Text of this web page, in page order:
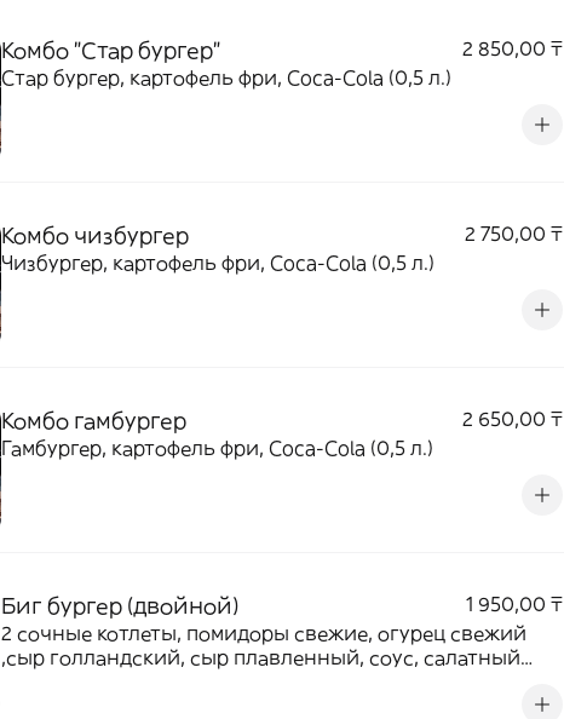
Комбо "Стар бургер"
2 850,00 ₸
Стар бургер, картофель фри, Coca-Cola (0,5 л.)
Комбо чизбургер
2 750,00 ₸
Чизбургер, картофель фри, Coca-Cola (0,5 л.)
Комбо гамбургер
2 650,00 ₸
Гамбургер, картофель фри, Coca-Cola (0,5 л.)
Биг бургер (двойной)
1 950,00 ₸
2 сочные котлеты, помидоры свежие, огурец свежий
,сыр голландский, сыр плавленный, соус, салатный